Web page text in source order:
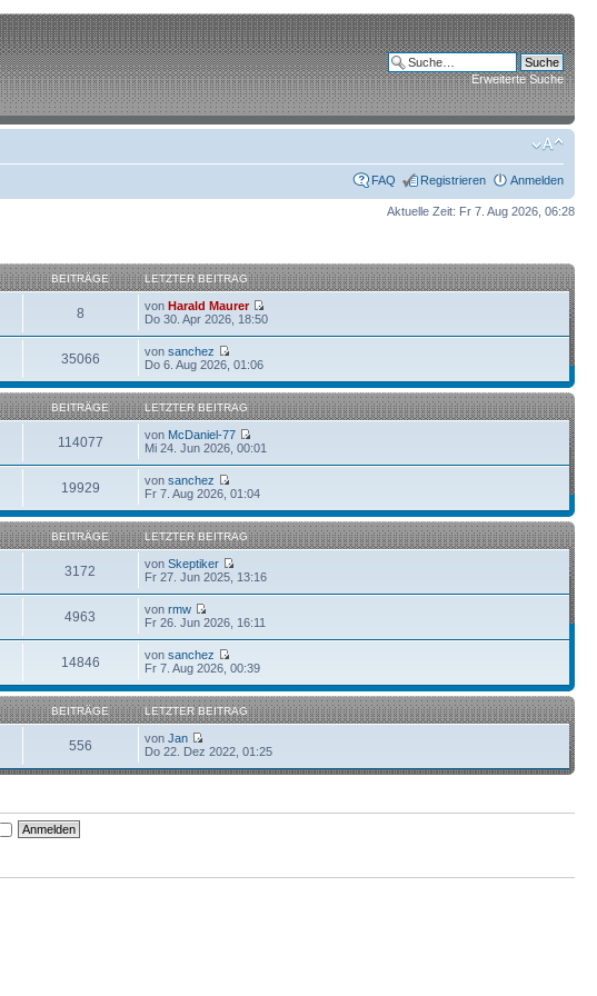
Erweiterte Suche
FAQ Registrieren Anmelden
Aktuelle Zeit: Fr 7. Aug 2026, 06:28
BEITRÄGE LETZTER BEITRAG
8 vonHarald Maurer
Do 30. Apr 2026, 18:50
35066 vonsanchez
Do 6. Aug 2026, 01:06
BEITRÄGE LETZTER BEITRAG
114077 von McDaniel-77
Mi 24. Jun 2026, 00:01
19929 vonsanchez
Fr 7. Aug 2026, 01:04
BEITRÄGE LETZTER BEITRAG
3172 vonSkeptiker
Fr 27. Jun 2025, 13:16
4963 vonrmw
Fr 26. Jun 2026, 16:11
14846 vonsanchez
Fr 7. Aug 2026, 00:39
BEITRÄGE LETZTER BEITRAG
556 vonJan
Do 22. Dez 2022, 01:25